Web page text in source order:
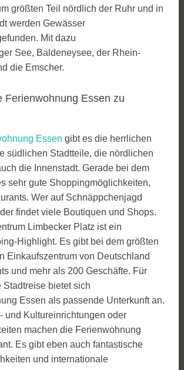
größten Teil nördlich der Ruhr und in
werden Gewässer
Mit dazu
See, Baldeneysee, der Rhein-
die Emscher.
Ferienwohnung Essen zu
Essen gibt es die herrlichen
südlichen Stadtteile, die nördlichen
die Innenstadt. Gerade bei dem
sehr gute Shoppingmöglichkeiten,
Wer auf Schnäppchenjagd
findet viele Boutiquen und Shops.
Limbecker Platz ist ein
Highlight. Es gibt bei dem größten
Einkaufszentrum von Deutschland
und mehr als 200 Geschäfte. Für
bietet sich
Essen als passende Unterkunft an.
und Kultureinrichtungen oder
machen die Ferienwohnung
Es gibt eben auch fantastische
und internationale